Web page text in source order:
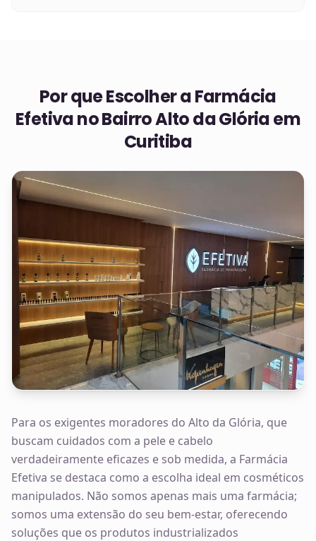
Por que Escolher a Farmácia
Efetiva noBairro Alto da Glória em
Curitiba
Para os exigentes moradores do Alto da Glória, que
buscam cuidados com a pele e cabelo
verdadeiramente eficazes e sob medida, a Farmácia
Efetiva se destaca como a escolha ideal em cosméticos
manipulados. Não somos apenas mais uma farmácia;
somos uma extensão do seu bem-estar, oferecendo
soluções que os produtos industrializados